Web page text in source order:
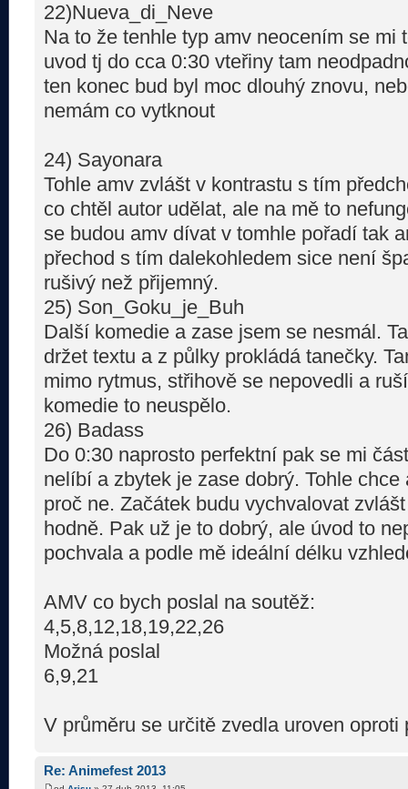
22)Nueva_di_Neve
Na to že tenhle typ amv neocením se mi
uvod tj do cca 0:30 vteřiny tam
ten konec bud byl moc dlouhý znovu,
nemám co vytknout
24) Sayonara
Tohle amv zvlášt v kontrastu s tím
co chtěl autor udělat, ale na mě to
se budou amv dívat v tomhle pořadí tak
přechod s tím dalekohledem sice není
rušivý než přijemný.
25) Son_Goku_je_Buh
Další komedie a zase jsem se nesmál.
držet textu a z půlky prokládá tanečky.
mimo rytmus, střihově se nepovedli a
komedie to neuspělo.
26) Badass
Do 0:30 naprosto perfektní pak se mi
nelíbí a zbytek je zase dobrý. Tohle
proč ne. Začátek budu vychvalovat
hodně. Pak už je to dobrý, ale úvod to
pochvala a podle mě ideální délku
AMV co bych poslal na soutěž:
4,5,8,12,18,19,22,26
Možná poslal
6,9,21
V průměru se určitě zvedla uroven
Re: Animefest 2013